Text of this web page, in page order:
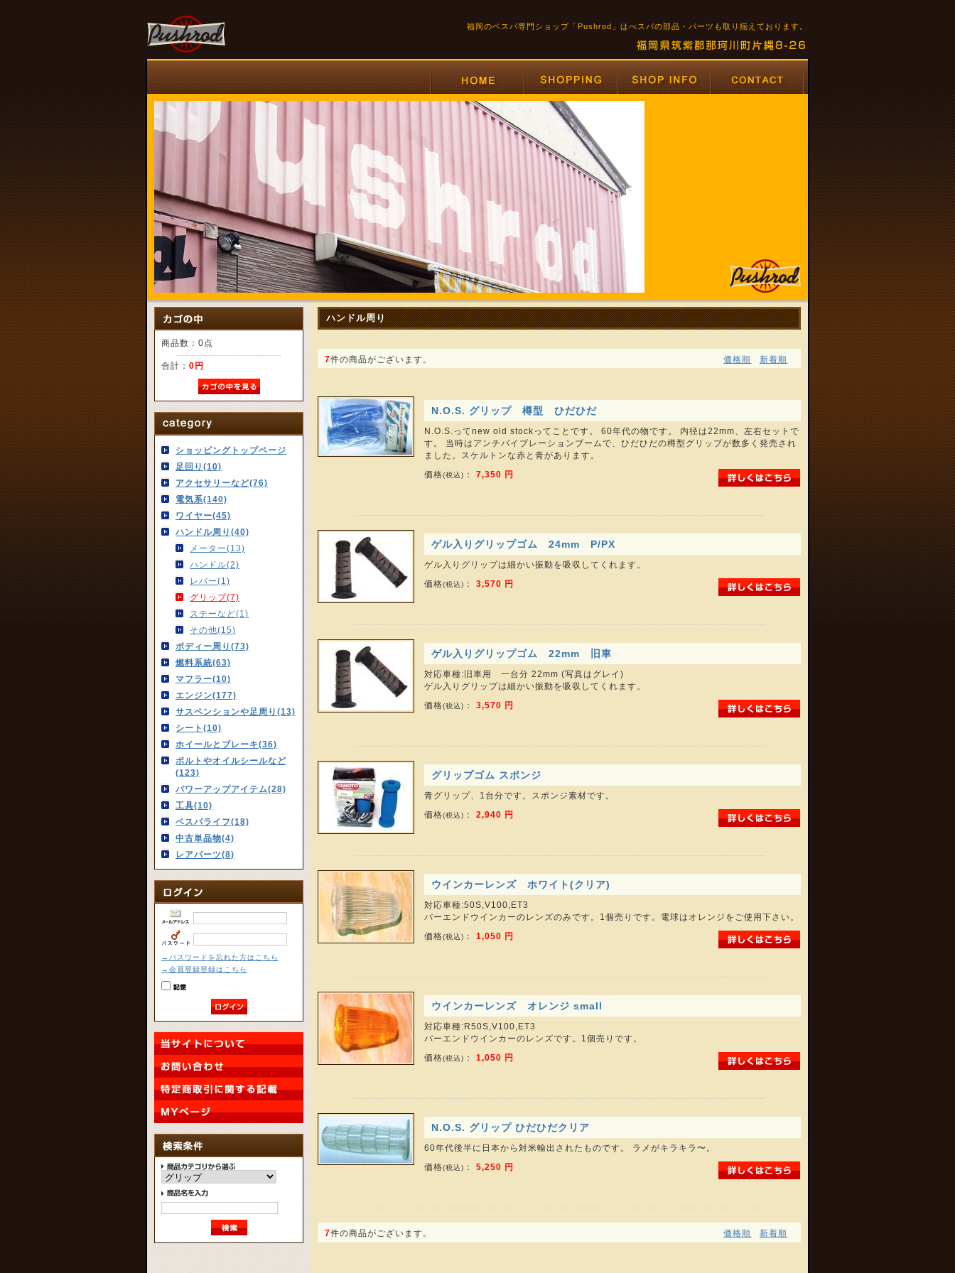
福岡のベスパ専門ショップ「Pushrod」はべスパの部品・パーツも取り揃えております。
商品数：0点
合計： 0円
ショッピングトップページ
足回り(10)
アクセサリーなど(76)
電気系(140)
ワイヤー(45)
ハンドル周り(40)
メーター(13)
ハンドル(2)
レバー(1)
グリップ(7)
ステーなど(1)
その他(15)
ボディー周り(73)
燃料系統(63)
マフラー(10)
エンジン(177)
サスペンションや足周り(13)
シート(10)
ホイールとブレーキ(36)
ボルトやオイルシールなど
(123)
パワーアップアイテム(28)
工具(10)
ベスパライフ(18)
中古単品物(4)
レアパーツ(8)
→パスワードを忘れた方はこちら
→会員登録登録はこちら
ハンドル周り
7件の商品がございます。 価格順 新着順
N.O.S. グリップ 樽型 ひだひだ
N.O.S.ってnew old stockってことです。 60年代の物です。 内径は22mm、左右セットで
す。 当時はアンチバイブレーションブームで、ひだひだの樽型グリップが数多く発売され
ました。スケルトンな赤と青があります。
価格(税込) ： 7,350 円
ゲル入りグリップゴム 24mm P/PX
ゲル入りグリップは細かい振動を吸収してくれます。
価格(税込) ： 3,570 円
ゲル入りグリップゴム 22mm 旧車
対応車種:旧車用 一台分 22mm (写真はグレイ)
ゲル入りグリップは細かい振動を吸収してくれます。
価格(税込) ： 3,570 円
グリップゴム スポンジ
青グリップ、1台分です。スポンジ素材です。
価格(税込) ： 2,940 円
ウインカーレンズ ホワイト(クリア)
対応車種:50S,V100,ET3
バーエンドウインカーのレンズのみです。1個売りです。電球はオレンジをご使用下さい。
価格(税込) ： 1,050 円
ウインカーレンズ オレンジ small
対応車種:R50S,V100,ET3
バーエンドウインカーのレンズです。1個売りです。
価格(税込) ： 1,050 円
N.O.S. グリップ ひだひだクリア
60年代後半に日本から対米輸出されたものです。 ラメがキラキラ〜。
価格(税込) ： 5,250 円
7件の商品がございます。 価格順 新着順